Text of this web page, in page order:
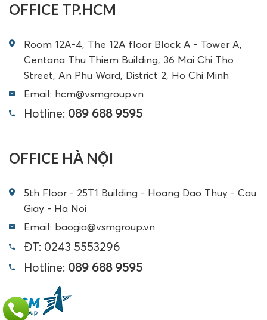
OFFICE TP.HCM
Room 12A-4, The 12A floor Block A - Tower A,
Centana Thu Thiem Building, 36 Mai Chi Tho
Street, An Phu Ward, District 2, Ho Chi Minh
Email: hcm@vsmgroup.vn
Hotline: 089 688 9595
OFFICE HÀ NỘI
5th Floor - 25T1 Building - Hoang Dao Thuy - Cau
Giay - Ha Noi
Email: baogia@vsmgroup.vn
ĐT: 0243 5553296
Hotline: 089 688 9595